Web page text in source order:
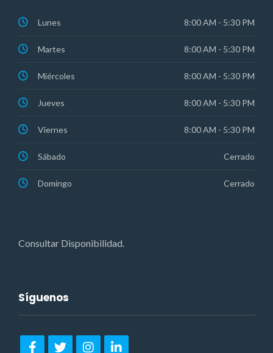
Lunes 8:00 AM - 5:30 PM
Martes 8:00 AM - 5:30 PM
Miércoles 8:00 AM - 5:30 PM
Jueves 8:00 AM - 5:30 PM
Viernes 8:00 AM - 5:30 PM
Sábado Cerrado
Domingo Cerrado
Consultar Disponibilidad.
Síguenos